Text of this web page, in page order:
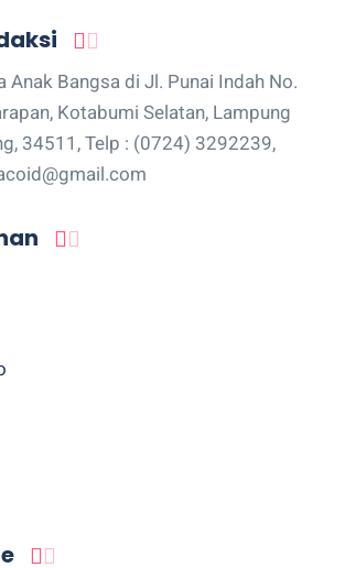
Anak Bangsa di Jl. Punai Indah No.
Kotabumi Selatan, Lampung
34511, Telp : (0724) 3292239,